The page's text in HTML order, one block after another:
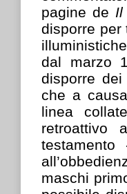
pagine de Il
disporre per
dal marzo
disporre
che a
linea
retroattivo
maschi